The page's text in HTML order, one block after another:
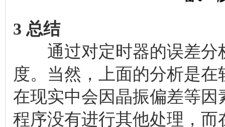
3 总结
通过对定时器的误差分
度。当然，上面的分析是
在现实中会因晶振偏差等
程序没有进行其他处理，